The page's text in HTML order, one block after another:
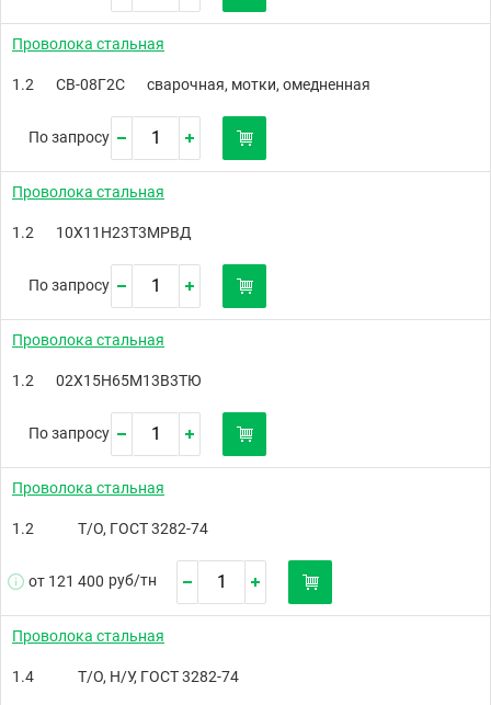
Проволока стальная
1.2 СВ-08Г2С сварочная, мотки, омедненная
По запросу
Проволока стальная
1.2 10Х11Н23Т3МРВД
По запросу
Проволока стальная
1.2 02Х15Н65М13В3ТЮ
По запросу
Проволока стальная
1.2 Т/О, ГОСТ 3282-74
от 121 400 руб/тн
Проволока стальная
1.4 Т/О, Н/У, ГОСТ 3282-74